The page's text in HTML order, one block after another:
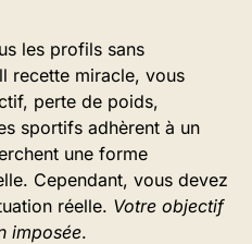
les profils sans
recette miracle, vous
perte de poids,
sportifs adhèrent à un
une forme
Cependant, vous devez
réelle. Votre objectif
imposée.